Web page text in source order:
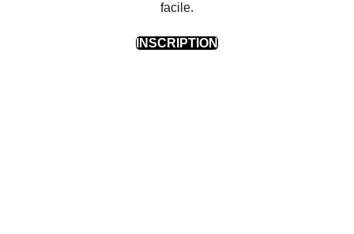
facile.
INSCRIPTION